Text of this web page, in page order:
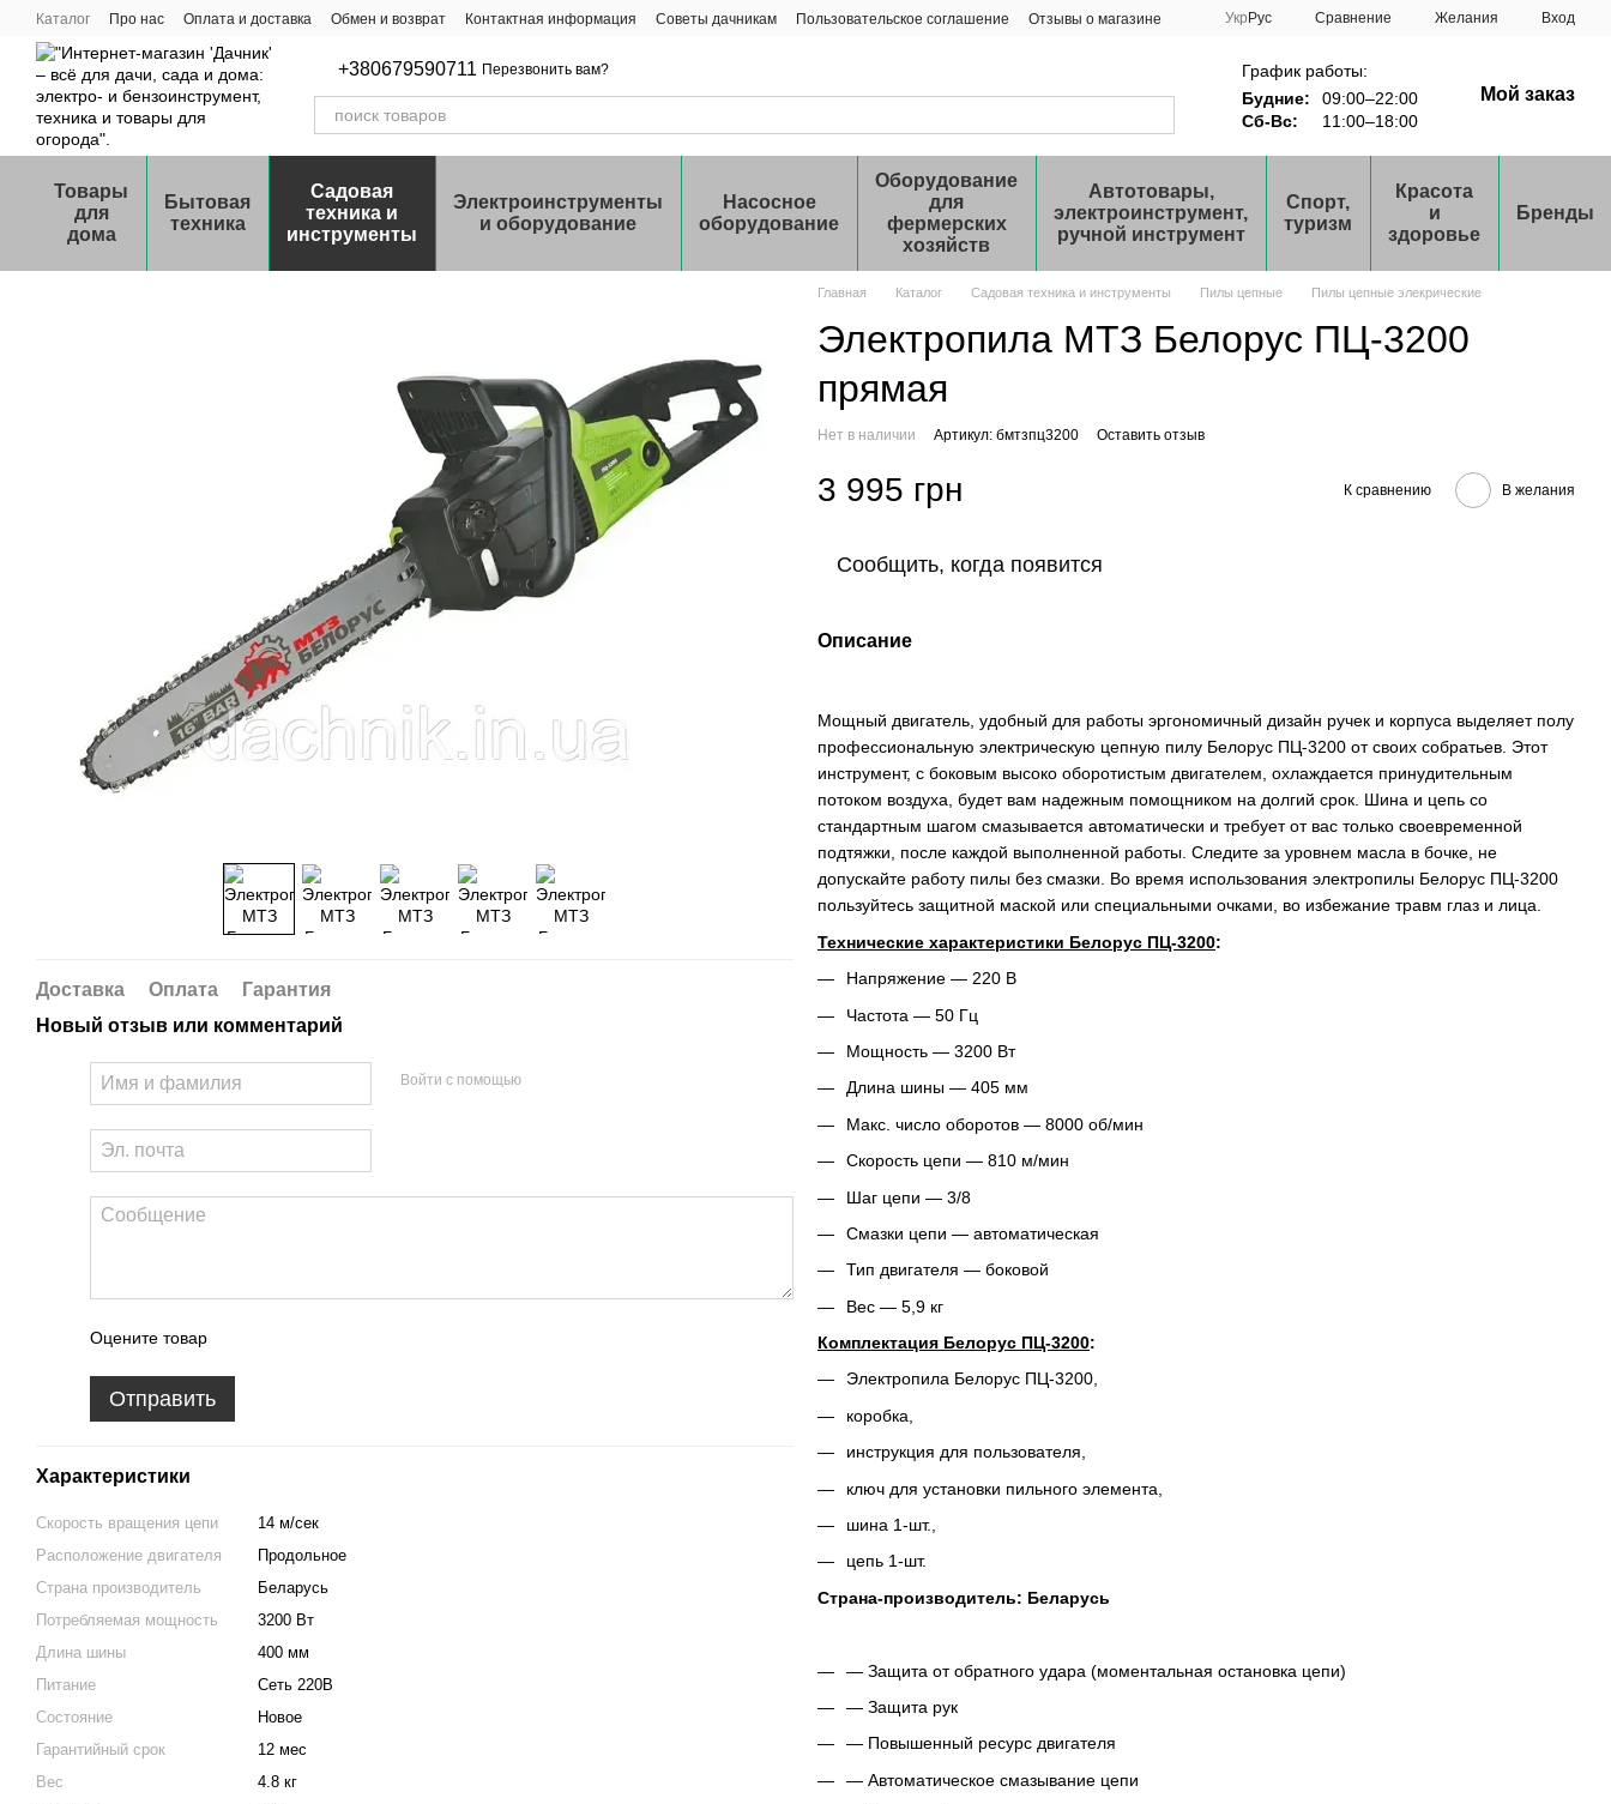
Перейти к основному контенту
Каталог Про нас Оплата и доставка Обмен и возврат Контактная информация Советы дачникам Пользовательское соглашение Отзывы о магазине Укр Рус Сравнение Желания Вход
+380679590711 Перезвонить вам?
График работы:
Будние:
09:00–22:00
Сб-Вс:
11:00–18:00
Мой заказ
Товары
для
дома
Бытовая
техника
Садовая
техника и
инструменты
Электроинструменты
и оборудование
Насосное
оборудование
Оборудование
для
фермерских
хозяйств
Автотовары,
электроинструмент,
ручной инструмент
Спорт,
туризм
Красота
и
здоровье
Бренды
Доставка Оплата
Гарантия
Новый отзыв или комментарий
Войти с помощью
Оцените товар
Отправить
Характеристики
Скорость вращения цепи
14 м/сек
Расположение двигателя
Продольное
Страна производитель
Беларусь
Потребляемая мощность
3200 Вт
Длина шины
400 мм
Питание
Сеть 220В
Состояние
Новое
Гарантийный срок
12 мес
Вес
4.8 кг
Главная Каталог Садовая техника и инструменты Пилы цепные Пилы цепные элекрические
Электропила МТЗ Белорус ПЦ-3200
прямая
Нет в наличии Артикул: бмтзпц3200 Оставить отзыв
3 995 грн К сравнению В желания
Сообщить, когда появится
Описание
Мощный двигатель, удобный для работы эргономичный дизайн ручек и корпуса выделяет полу
профессиональную электрическую цепную пилу Белорус ПЦ-3200 от своих собратьев. Этот
инструмент, с боковым высоко оборотистым двигателем, охлаждается принудительным
потоком воздуха, будет вам надежным помощником на долгий срок. Шина и цепь со
стандартным шагом смазывается автоматически и требует от вас только своевременной
подтяжки, после каждой выполненной работы. Следите за уровнем масла в бочке, не
допускайте работу пилы без смазки. Во время использования электропилы Белорус ПЦ-3200
пользуйтесь защитной маской или специальными очками, во избежание травм глаз и лица.
Технические характеристики Белорус ПЦ-3200:
Напряжение ― 220 В
Частота ― 50 Гц
Мощность ― 3200 Вт
Длина шины ― 405 мм
Макс. число оборотов ― 8000 об/мин
Скорость цепи ― 810 м/мин
Шаг цепи ― 3/8
Смазки цепи ― автоматическая
Тип двигателя ― боковой
Вес ― 5,9 кг
Комплектация Белорус ПЦ-3200:
Электропила Белорус ПЦ-3200,
коробка,
инструкция для пользователя,
ключ для установки пильного элемента,
шина 1-шт.,
цепь 1-шт.
Страна-производитель: Беларусь
― Защита от обратного удара (моментальная остановка цепи)
― Защита рук
― Повышенный ресурс двигателя
― Автоматическое смазывание цепи